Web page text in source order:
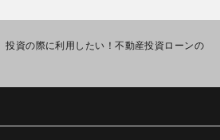
投資の際に利用したい！不動産投資ローンの